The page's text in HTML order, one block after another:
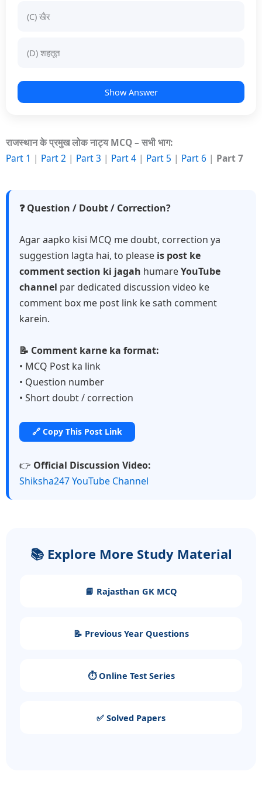
(C) खैर
(D) शहतूत
Show Answer
राजस्थान के प्रमुख लोक नाट्य MCQ – सभी भाग:
Part 1 | Part 2 | Part 3 | Part 4 | Part 5 | Part 6 | Part 7
❓ Question / Doubt / Correction?
Agar aapko kisi MCQ me doubt, correction ya
suggestion lagta hai, to please is post ke
comment section ki jagah humareYouTube
channel par dedicated discussion video ke
comment box me post link ke sath comment
karein.
📝 Comment karne ka format:
• MCQ Post ka link
• Question number
• Short doubt / correction
🔗 Copy This Post Link
👉 Official Discussion Video:
Shiksha247 YouTube Channel
📚 Explore More Study Material
📘 Rajasthan GK MCQ
📝 Previous Year Questions
⏱️ Online Test Series
✅ Solved Papers